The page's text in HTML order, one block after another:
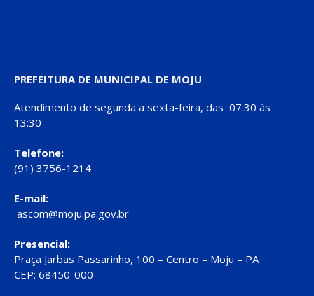
PREFEITURA DE MUNICIPAL DE MOJU
Atendimento de segunda a sexta-feira, das 07:30 às
13:30
Telefone:
(91) 3756-1214
E-mail:
ascom@moju.pa.gov.br
Presencial:
Praça Jarbas Passarinho, 100 – Centro – Moju – PA
CEP: 68450-000